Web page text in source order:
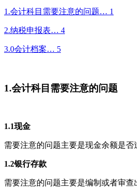
1.会计科目需要注意的问题… 1
2.纳税申报表… 4
3.0会计档案… 5
1.会计科目需要注意的问题
1.1现金
需要注意的问题主要是现金余额是
1.2银行存款
需要注意的问题主要是编制或者审